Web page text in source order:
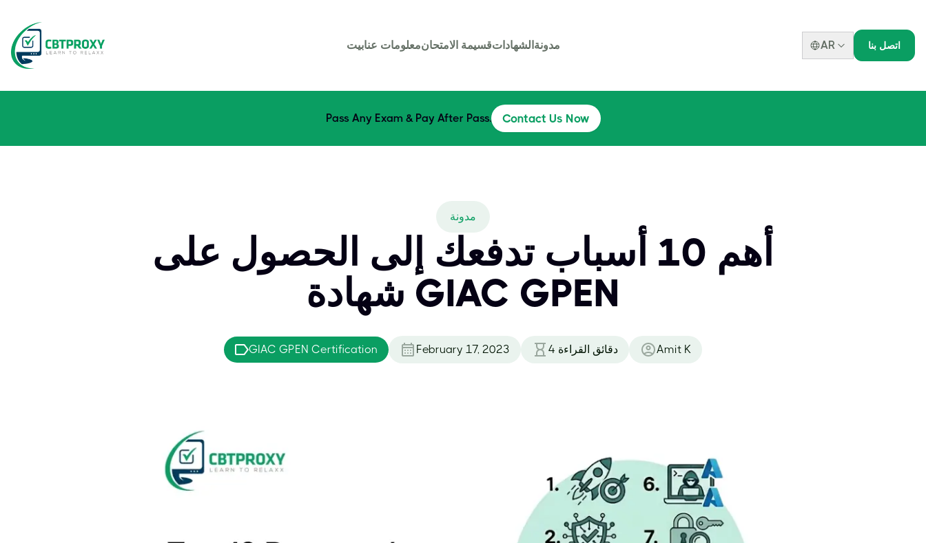
بيتمعلومات عناقسيمة الامتحانالشهاداتمدونة AR اتصل بنا
Pass Any Exam & Pay After Pass. Contact Us Now
مدونة
أهم 10 أسباب تدفعك إلى الحصول على
شهادة GIAC GPEN
GIAC GPEN Certification February 17, 2023 4 دقائق القراءة Amit K